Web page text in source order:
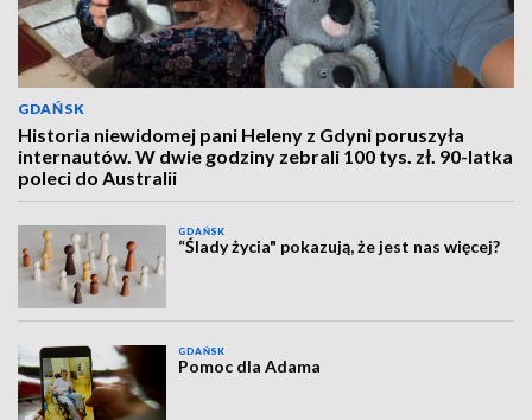
GDAŃSK
Historia niewidomej pani Heleny z Gdyni poruszyła
internautów. W dwie godziny zebrali 100 tys. zł. 90-latka
poleci do Australii
GDAŃSK
“Ślady życia" pokazują, że jest nas więcej?
GDAŃSK
Pomoc dla Adama